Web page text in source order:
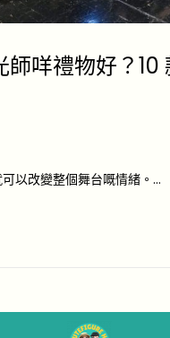
師咩禮物好？10
以改變整個舞台嘅情緒。…